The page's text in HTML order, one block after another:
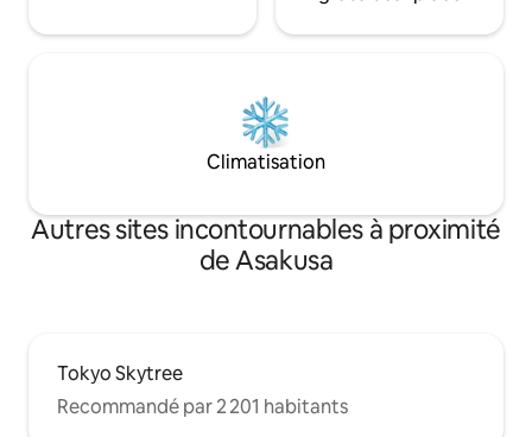
Ginza →
Tokyo Disney
Climatisation
Autres sites incontournables à proximité
de Asakusa
Tokyo Skytree
Recommandé par 2 201 habitants